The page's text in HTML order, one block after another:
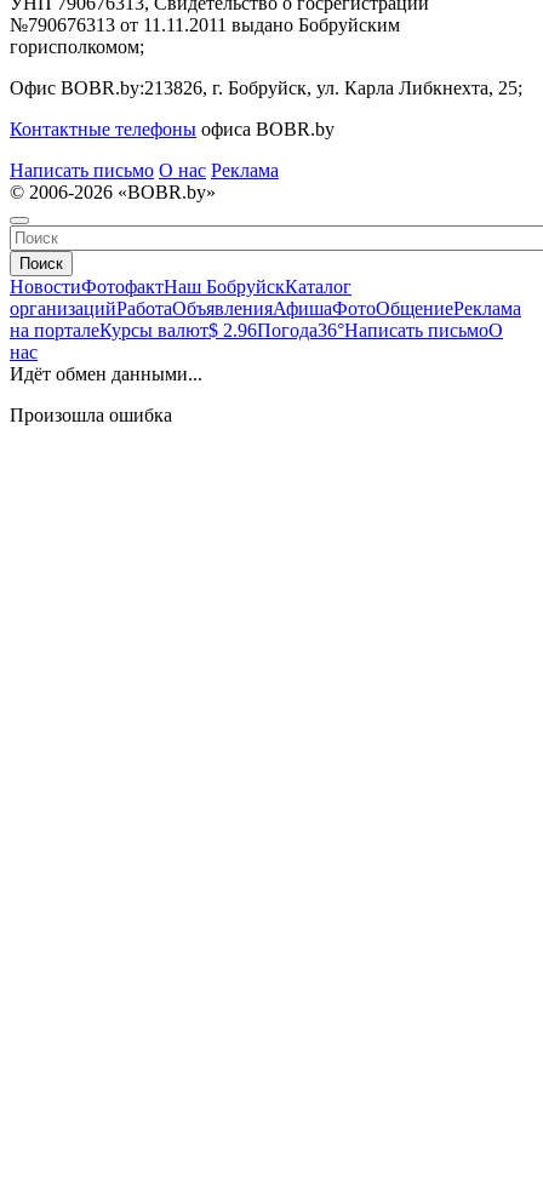
№790676313 от 11.11.2011 выдано Бобруйским
горисполкомом;
Офис BOBR.by:213826, г. Бобруйск, ул. Карла Либкнехта, 25;
Контактные телефоны офиса BOBR.by
Написать письмо О нас Реклама
© 2006-2026 «BOBR.by»
Поиск
НовостиФотофактНаш БобруйскКаталог
организацийРаботаОбъявленияАфишаФотоОбщениеРеклама
на порталеКурсы валют$ 2.96Погода36°Написать письмоО
нас
Идёт обмен данными...
Произошла ошибка